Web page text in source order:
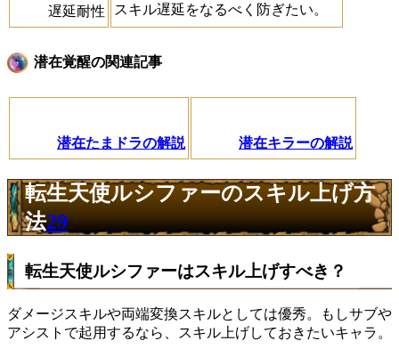
遅延耐性
スキル遅延をなるべく防ぎたい。
潜在覚醒の関連記事
潜在たまドラの解説 潜在キラーの解説
転生天使ルシファーのスキル上げ方
法29
転生天使ルシファーはスキル上げすべき？
ダメージスキルや両端変換スキルとしては優秀。もしサブや
アシストで起用するなら、スキル上げしておきたいキャラ。